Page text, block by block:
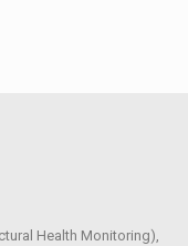
Health Monitoring),